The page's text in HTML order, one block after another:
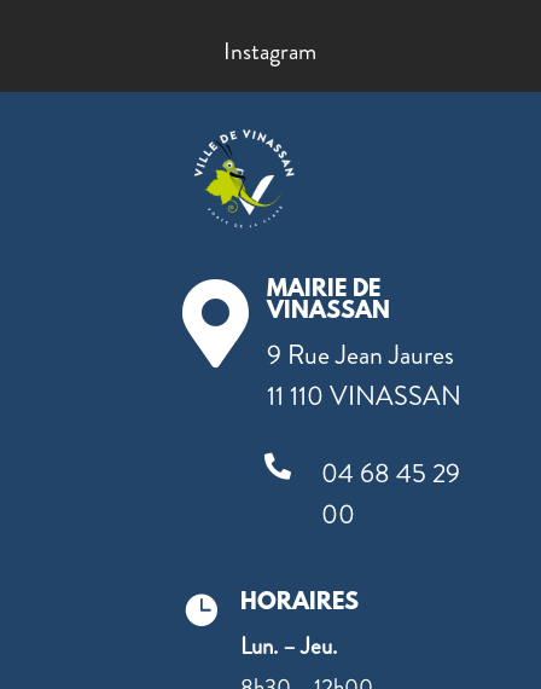
Instagram

MAIRIE DE
VINASSAN
9 Rue Jean Jaures
11 110 VINASSAN

04 68 45 29
00
 HORAIRES
Lun. – Jeu.